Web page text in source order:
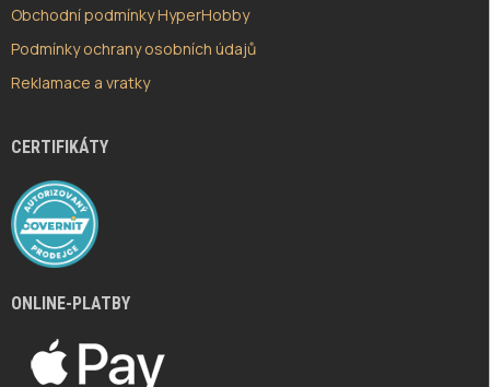
Obchodní podmínky HyperHobby
Podmínky ochrany osobních údajů
Reklamace a vratky
CERTIFIKÁTY
ONLINE-PLATBY